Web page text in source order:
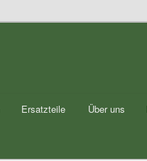
Ersatzteile Über uns